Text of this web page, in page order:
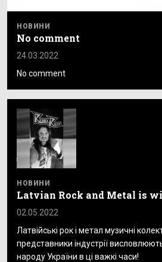
НОВИНИ
No comment
24.03.2022
No comment
НОВИНИ
Latvian Rock and Metal is
02.05.2022
Латвійські рок і метал музичні
представники індустрії
народу України в ці важкі часи!